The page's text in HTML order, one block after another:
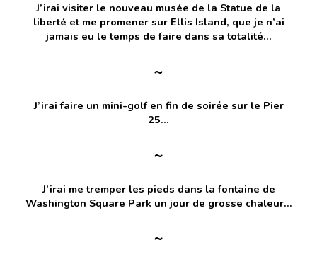
J’irai visiter le nouveau musée de la Statue de la
liberté et me promener sur Ellis Island, que je n’ai
jamais eu le temps de faire dans sa totalité…
~
J’irai faire un mini-golf en fin de soirée sur le Pier
25…
~
J’irai me tremper les pieds dans la fontaine de
Washington Square Park un jour de grosse chaleur…
~